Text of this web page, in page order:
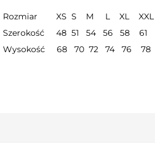
Rozmiar XS S M L XL XXL
Szerokość 48 51 54 56 58 61
Wysokość 68 70 72 74 76 78